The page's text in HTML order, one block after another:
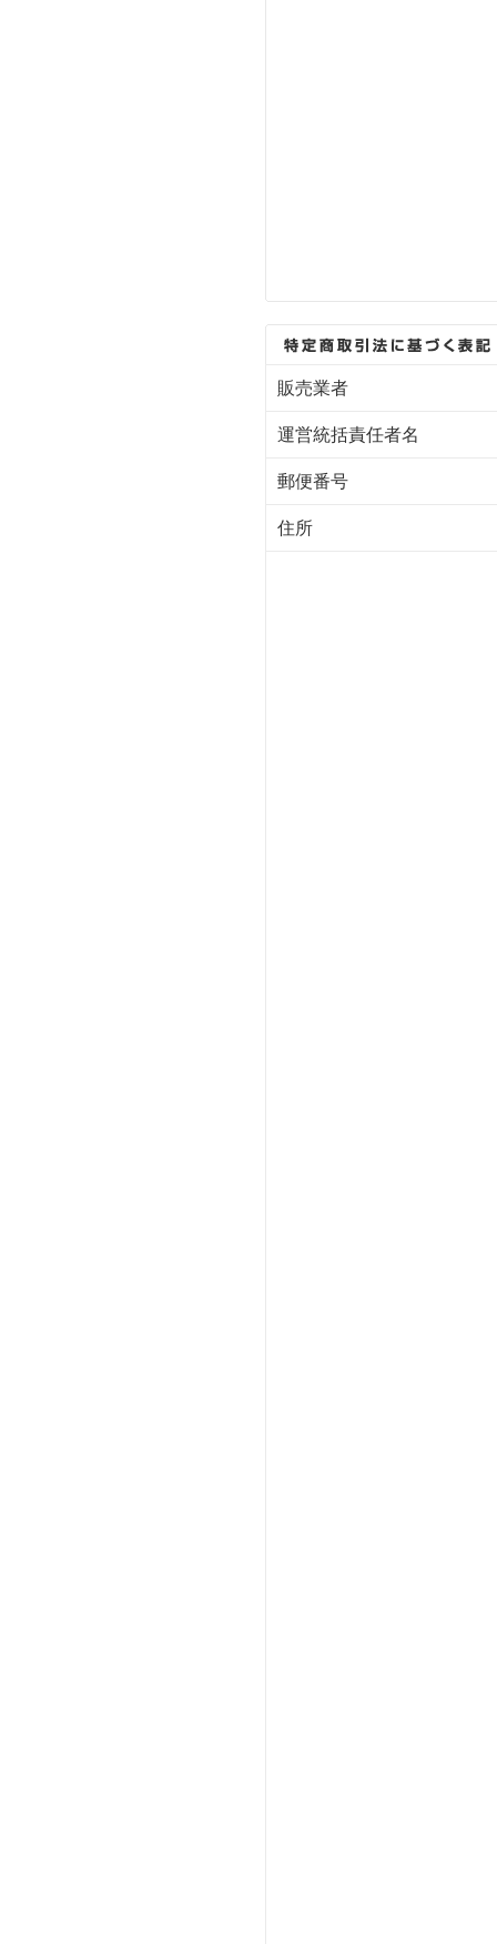
販売業者
運営統括責任者名
郵便番号
住所